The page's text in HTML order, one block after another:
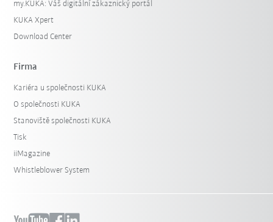
my.KUKA: Váš digitální zákaznický portál
KUKA Xpert
Download Center
Firma
Kariéra u společnosti KUKA
O společnosti KUKA
Stanoviště společnosti KUKA
Tisk
iiMagazine
Whistleblower System